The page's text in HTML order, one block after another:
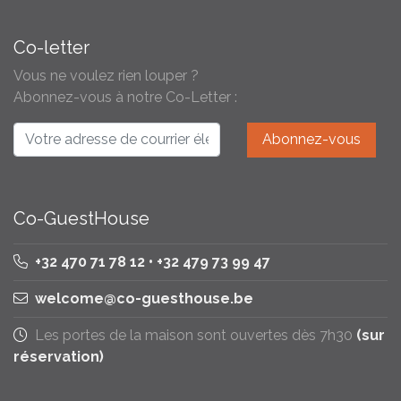
Co-letter
Vous ne voulez rien louper ?
Abonnez-vous à notre Co-Letter :
Co-GuestHouse
+32 470 71 78 12 • +32 479 73 99 47
welcome@co-guesthouse.be
Les portes de la maison sont ouvertes dès 7h30 (sur
réservation)